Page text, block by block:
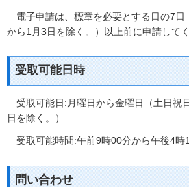
電子申請は、標章を必要とする日の7日
から1月3日を除く。）以上前に申請してく
受取可能日時
受取可能日:月曜日から金曜日（土日祝
日を除く。）
受取可能時間:午前9時00分から午後4時
問い合わせ